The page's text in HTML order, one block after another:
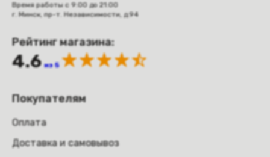
Время работы с 9:00 до 21:00
г. Минск, пр-т. Независимости, д.94
Рейтинг магазина:
4.6 из 5
Покупателям
Оплата
Доставка и самовывоз